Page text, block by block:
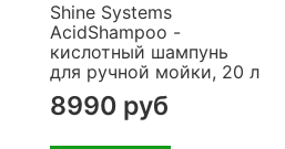
Shine Systems
AcidShampoo -
кислотный шампунь
для ручной мойки, 20 л
8990 руб